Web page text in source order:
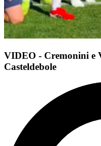
VIDEO - Cremonini e
Casteldebole